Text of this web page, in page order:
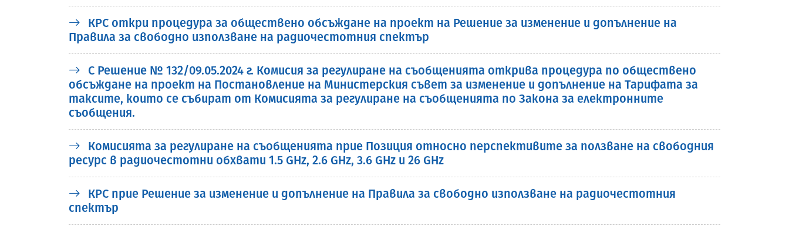
КРС откри процедура за обществено обсъждане на проект на Решение за изменение и допълнение на
Правила за свободно използване на радиочестотния спектър
С Решение № 132/09.05.2024 г. Комисия за регулиране на съобщенията открива процедура по обществено
обсъждане на проект на Постановление на Министерския съвет за изменение и допълнение на Тарифата за
таксите, които се събират от Комисията за регулиране на съобщенията по Закона за електронните
съобщения.
Комисията за регулиране на съобщенията прие Позиция относно перспективите за ползване на свободния
ресурс в радиочестотни обхвати 1.5 GHz, 2.6 GHz, 3.6 GHz и 26 GHz
КРС прие Решение за изменение и допълнение на Правила за свободно използване на радиочестотния
спектър